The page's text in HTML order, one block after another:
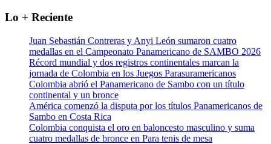
Lo + Reciente
Juan Sebastián Contreras y Anyi León sumaron cuatro
medallas en el Campeonato Panamericano de SAMBO 2026
Récord mundial y dos registros continentales marcan la
jornada de Colombia en los Juegos Parasuramericanos
Colombia abrió el Panamericano de Sambo con un título
continental y un bronce
América comenzó la disputa por los títulos Panamericanos de
Sambo en Costa Rica
Colombia conquista el oro en baloncesto masculino y suma
cuatro medallas de bronce en Para tenis de mesa